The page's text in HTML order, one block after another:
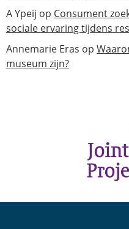
A Ypeij op Consument
sociale ervaring tijdens
Annemarie Eras op
museum zijn?